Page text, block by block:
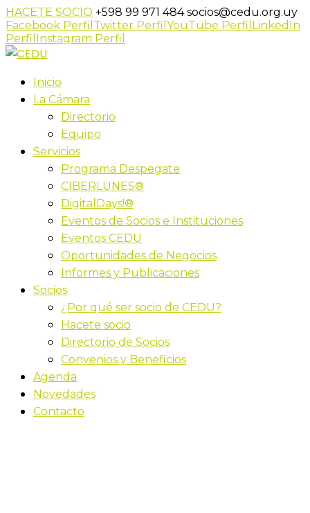
HACETE SOCIO +598 99 971 484socios@cedu.org.uy
Facebook Perfil Twitter Perfil YouTube Perfil LinkedIn
Perfil Instagram Perfil
Inicio
La Cámara
Directorio
Equipo
Servicios
Programa Despegate
CIBERLUNES®
DigitalDays!®
Eventos de Socios e Instituciones
Eventos CEDU
Oportunidades de Negocios
Informes y Publicaciones
Socios
¿Por qué ser socio de CEDU?
Hacete socio
Directorio de Socios
Convenios y Beneficios
Agenda
Novedades
Contacto